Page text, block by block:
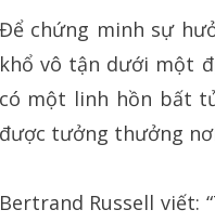
Để chứng minh sự
khổ vô tận dưới một
có một linh hồn bất
được tưởng thưởng
Bertrand Russell viết: